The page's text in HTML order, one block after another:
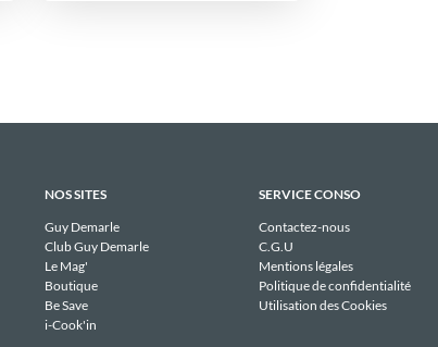
NOS SITES
Guy Demarle
Club Guy Demarle
Le Mag'
Boutique
Be Save
i-Cook'in
SERVICE CONSO
Contactez-nous
C.G.U
Mentions légales
Politique de confidentialité
Utilisation des Cookies